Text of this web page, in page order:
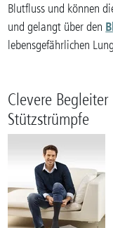
Blutfluss und können
und gelangt über den
lebensgefährlichen
Clevere
Stützstrümpfe